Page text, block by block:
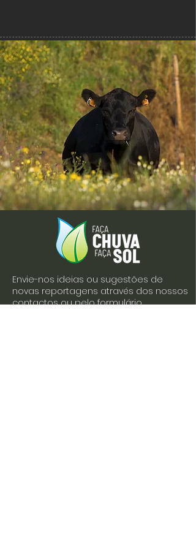
Envie-nos ideias ou sugestões de
novas reportagens através dos nossos
contactos ou pelo formulário.